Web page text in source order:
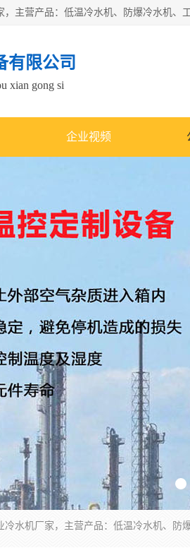
有限公司
xian gong si
企业视频